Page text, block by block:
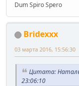
Dum Spiro Spero
Bridexxx
03 марта 2016, 15:56:30
Цитата:
23:06:10